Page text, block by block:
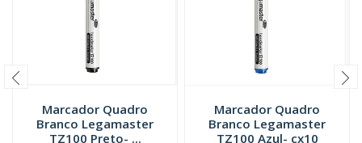
Marcador Quadro
Branco Legamaster
TZ100 Preto- ...
Marcador Quadro
Branco Legamaster
TZ100 Azul- cx10